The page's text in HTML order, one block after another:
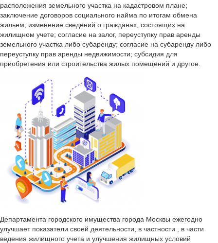
расположения земельного участка на кадастровом плане;
заключение договоров социального найма по итогам обмена
жильем; изменение сведений о гражданах, состоящих на
жилищном учете; согласие на залог, переуступку прав аренды
земельного участка либо субаренду; согласие на субаренду либо
переуступку прав аренды недвижимости; субсидия для
приобретения или строительства жилых помещений и другое.
Департамента городского имущества города Москвы ежегодно
улучшает показатели своей деятельности, в частности , в части
ведения жилищного учета и улучшения жилищных условий